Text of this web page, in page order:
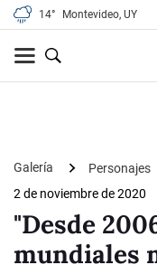
14° Montevideo, UY
Galería Personajes
2 de noviembre de 2020
"Desde
mundiales